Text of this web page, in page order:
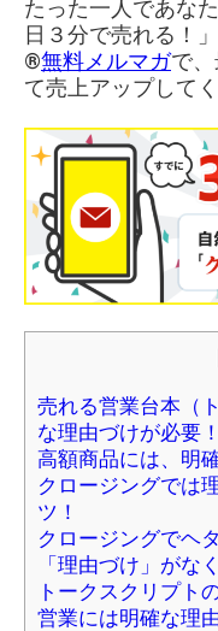
たった一人であな
日３分で売れる！
®︎無料メルマガで
て売上アップして
売れる営業台本（
な理由づけが必要！
高額商品には、明
クロージングでは
ツ！
クロージングでヘ
「理由づけ」がな
トークスクリプト
営業には明確な理